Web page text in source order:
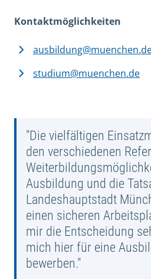
Kontaktmöglichkeiten
studium@muenchen.de
"Die vielfältigen
den verschiedenen
Ausbildung und die
Landeshauptstadt
einen sicheren
mir die Entscheidung
mich hier für eine
bewerben."